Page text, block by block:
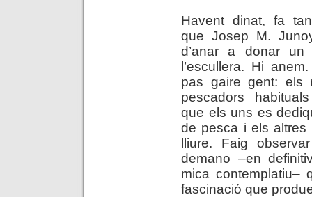
Havent dinat, fa
que Josep M.
d’anar a donar un
l’escullera. Hi
pas gaire gent: els
pescadors
que els uns es
de pesca i els
lliure. Faig
demano –en
mica contemplatiu–
fascinació que